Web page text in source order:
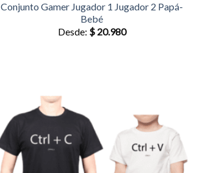
Conjunto Gamer Jugador 1 Jugador 2 Papá-
Bebé
Desde: $20.980